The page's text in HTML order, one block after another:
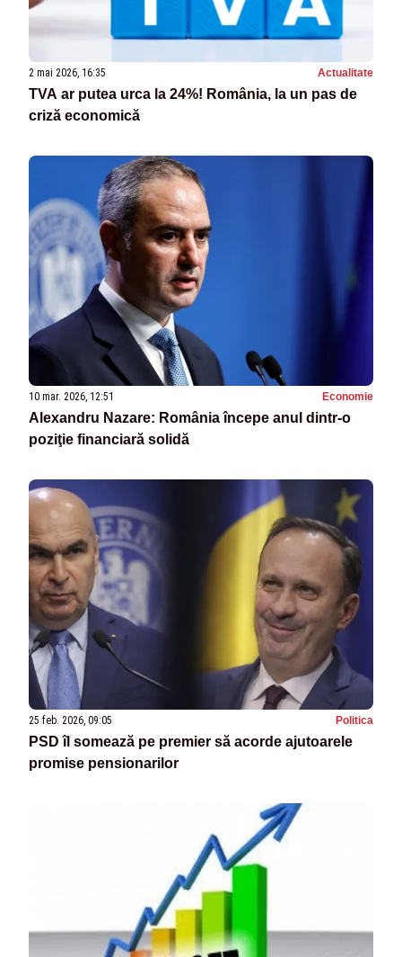
2 mai 2026, 16:35 Actualitate
TVA ar putea urca la 24%! România, la un pas de
criză economică
10 mar. 2026, 12:51 Economie
Alexandru Nazare: România începe anul dintr-o
poziţie financiară solidă
25 feb. 2026, 09:05 Politica
PSD îl somează pe premier să acorde ajutoarele
promise pensionarilor